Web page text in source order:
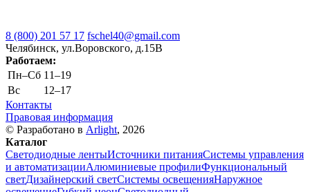
8 (800) 201 57 17 fschel40@gmail.com
Челябинск, ул.Воровского, д.15В
Работаем:
Пн–Cб 11–19
Вс
12–17
Контакты
Правовая информация
© Разработано в Arlight, 2026
Каталог
Светодиодные лентыИсточники питанияСистемы управления
и автоматизацииАлюминиевые профилиФункциональный
светДизайнерский светСистемы освещенияНаружное